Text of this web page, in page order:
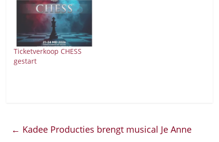
Ticketverkoop CHESS
gestart
← Kadee Producties brengt musical Je Anne